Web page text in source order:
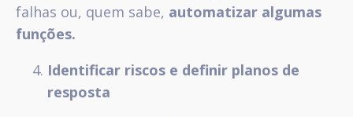
falhas ou, quem sabe, automatizar algumas
funções.
Identificar riscos e definir planos de
resposta